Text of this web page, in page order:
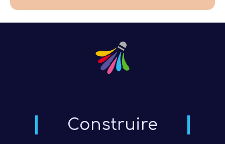
Construire